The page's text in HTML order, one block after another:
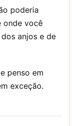
poderia
onde você
anjos e de
penso em
exceção.